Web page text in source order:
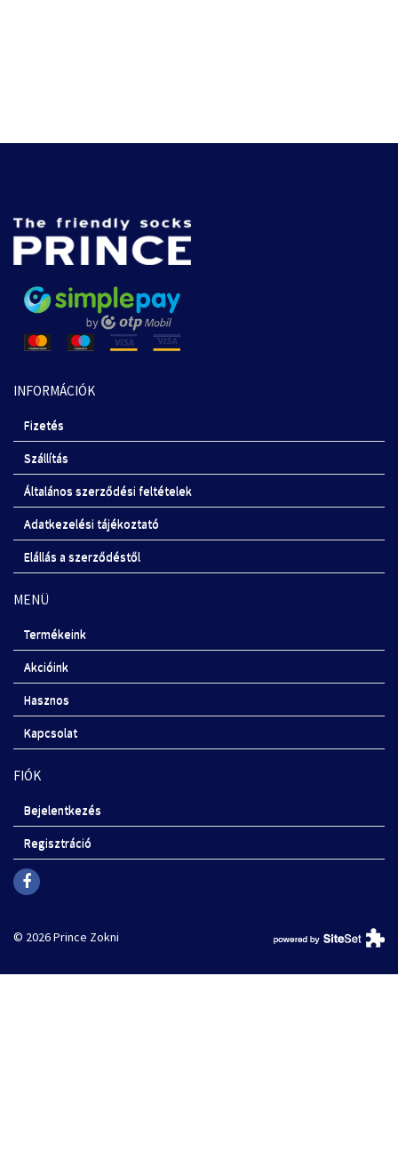
INFORMÁCIÓK
Fizetés
Szállítás
Általános szerződési feltételek
Adatkezelési tájékoztató
Elállás a szerződéstől
MENÜ
Termékeink
Akcióink
Hasznos
Kapcsolat
FIÓK
Bejelentkezés
Regisztráció
© 2026 Prince Zokni